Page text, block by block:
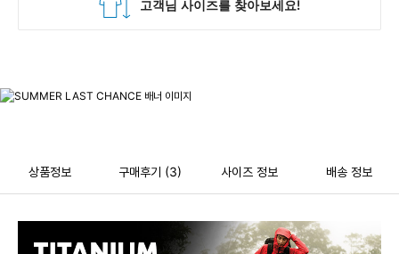
상품정보 구매후기 (3) 사이즈 정보 배송 정보